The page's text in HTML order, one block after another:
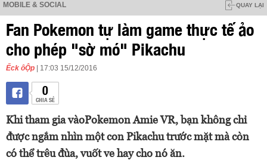
MOBILE & SOCIAL QUAY LẠI
Fan Pokemon tự làm game thực tế ảo
cho phép "sờ mó" Pikachu
Ếck ôỘp | 17:03 15/12/2016
0
CHIA SẺ
Khi tham gia vàoPokemon Amie VR, bạn không chỉ
được ngắm nhìn một con Pikachu trước mặt mà còn
có thể trêu đùa, vuốt ve hay cho nó ăn.